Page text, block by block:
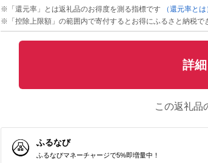
※「還元率」とは返礼品のお得度を測る指標です
（還元率とは
※「控除上限額」の範囲内で寄付するとお得にふるさと納税で
詳
この返礼品
ふるなび
ふるなびマネーチャージで5%即増量中！